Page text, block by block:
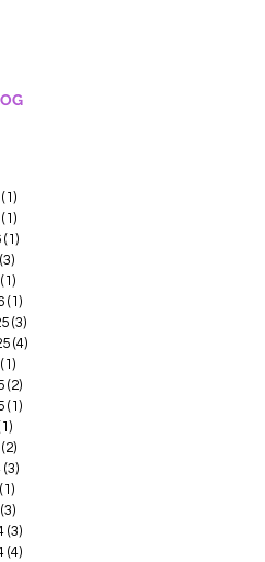
(1)1 post
(1)
(1)1 post
(3)3 post
(1)
(1)1 post
(3)3 post
(4)
(1)
(2)2 post
(1)1 post
1 post
(2)
(3)3 post
(1)1 post
(3)
(3)3 post
(4)4 post